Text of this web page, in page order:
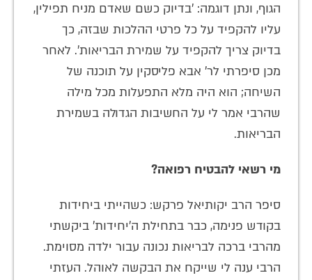
הגוף, ונתן דוגמה: 'בדיוק כשם שאדם מניח תפילין,
עליו להקפיד על כל פרטי ההלכות שבזה, כך
בדיוק צריך להקפיד על שמירת הבריאות'. לאחר
מכן סיפרתי לר' אבא פליסקין על תוכנה של
השיחה; הוא היה מלא התפעלות מכל מילה
שהרבי אמר לי על החשיבות הגדולה בשמירת
הבריאות.
מי רשאי להבטיח רפואה?
סיפר הרב יקותיאל פרקש: כשהייתי ביחידות
בקודש פנימה, כבר בתחילת ה'יחידות' ביקשתי
מהרבי ברכה לבריאות נכונה עבור ילדה מסוימת.
הרבי ענה לי שייקח את הבקשה לאוהל. העזתי